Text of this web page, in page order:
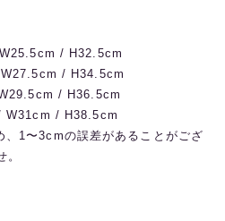
/ H32.5cm
/ H34.5cm
/ H36.5cm
W31cm / H38.5cm
1〜3cmの誤差があることがござ